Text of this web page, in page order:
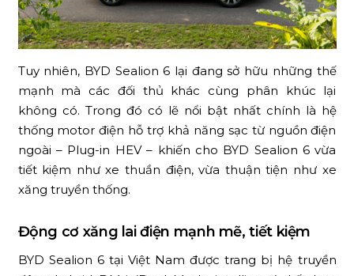
Tuy nhiên, BYD Sealion 6 lại đang sở hữu những thế
mạnh mà các đối thủ khác cùng phân khúc lại
không có. Trong đó có lẽ nổi bật nhất chính là hệ
thống motor điện hỗ trợ khả năng sạc từ nguồn điện
ngoài – Plug-in HEV – khiến cho BYD Sealion 6 vừa
tiết kiệm như xe thuần điện, vừa thuận tiện như xe
xăng truyền thống.
Động cơ xăng lai điện mạnh mẽ, tiết kiệm
BYD Sealion 6 tại Việt Nam được trang bị hệ truyền